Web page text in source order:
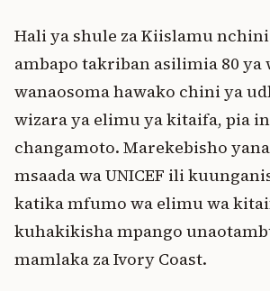
Hali ya shule za Kiislamu
ambapo takriban asilimia 80 ya
wanaosoma hawako chini ya
wizara ya elimu ya kitaifa, pia
changamoto. Marekebisho
msaada wa UNICEF ili
katika mfumo wa elimu wa
kuhakikisha mpango
mamlaka za Ivory Coast.